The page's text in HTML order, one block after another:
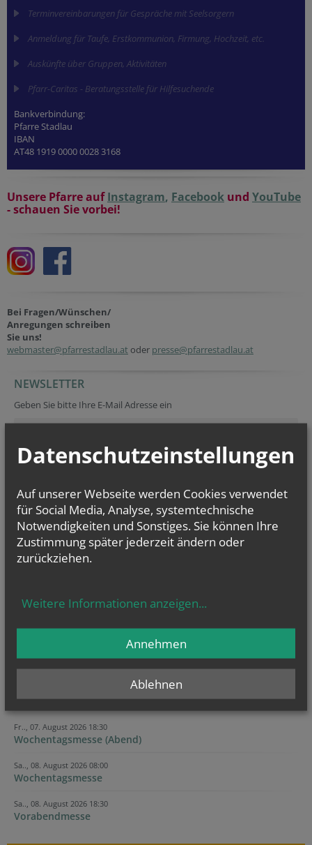
Terminvereinbarungen für Gespräche mit Seelsorgern
Anmeldung für Taufe, Erstkommunion, Firmung, Hochzeit, etc.
Auskünfte über Gruppen, Aktivitäten
Pfarr-Caritas - Beratungsstelle für Hilfesuchende
Bankverbindung:
Pfarre Stadlau
IBAN
AT48 1919 0000 0028 3168
Unsere Pfarre auf Instagram, Facebook und YouTube
- schauen Sie vorbei!
Bei Fragen/Wünschen/
Anregungen schreiben
Sie uns!
webmaster@pfarrestadlau.at oder presse@pfarrestadlau.at
Tracking ID
Tracking ID
Verification code
Company website
NEWSLETTER
Geben Sie bitte Ihre E-Mail Adresse ein
Ich stimme derDatenverarbeitung zu.*
Security token
Reference
Company website
Tracking ID
Homepage
Verification code
KALENDER
Fr.., 07. August 2026 18:30
Wochentagsmesse (Abend)
Sa.., 08. August 2026 08:00
Wochentagsmesse
Sa.., 08. August 2026 18:30
Vorabendmesse
Datenschutzeinstellungen
Auf unserer Webseite werden Cookies verwendet
für Social Media, Analyse, systemtechnische
Notwendigkeiten und Sonstiges. Sie können Ihre
Zustimmung später jederzeit ändern oder
zurückziehen.
Weitere Informationen anzeigen...
Ablehnen
Annehmen